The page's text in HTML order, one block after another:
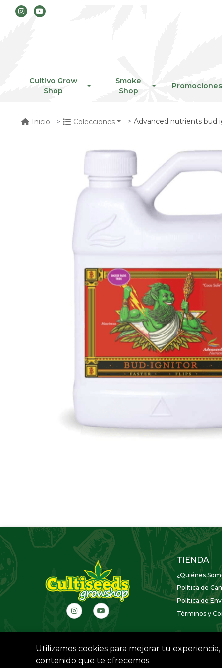
Cultivo Grow
Shop
Smoke
Shop
Promociones
Inicio Colecciones Advanced nutrients bud
TIENDA
¿Quiénes
Política de
Política de
Términos y
Utilizamos cookies para mejorar tu
contenido que te ofrecemos.